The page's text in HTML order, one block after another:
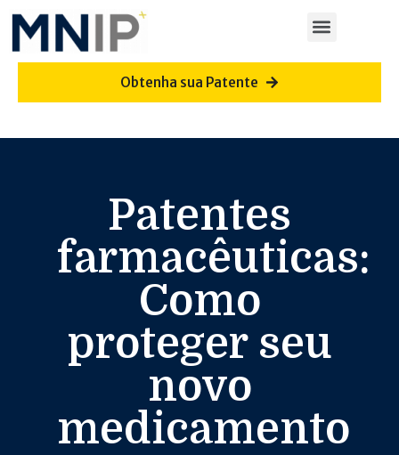
Obtenha sua Patente
Patentes
farmacêuticas:
Como
proteger seu
novo
medicamento